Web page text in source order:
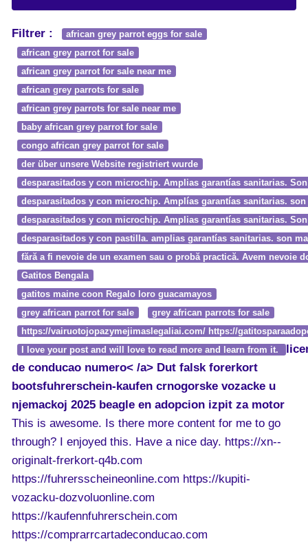
Filtrer :
african grey parrot eggs for sale
african grey parrot for sale
african grey parrot for sale near me
african grey parrots for sale
african grey parrots for sale near me
baby african grey parrot for sale
congo african grey parrot for sale
der über unsere Website registriert wurde
desparasitados y con microchip. Amplias garantías sanitarias.
desparasitados y con microchip. Amplías garantías sanitarias.
desparasitados y con microchip. Amplias garantías sanitarias.
desparasitados y con pastilla. amplias garantías sanitarias. son
fără a fi nevoie de un examen sau o probă practică. Avem nevoie
Gatitos Bengala
gatitos maine coon Regalo loro guacamayos
grey african parrot for sale
grey african parrots for sale
https://vairuotojopazymejimaslegaliai.com/ https://
I love your post and will love to read more and learn from it.
de conducao numero< /a> Dut falsk forerkort
bootsfuhrerschein-kaufen crnogorske vozacke u
njemackoj 2025 beagle en adopcion izpit za motor
This is awesome. Is there more content for me to go
through? I enjoyed this. Have a nice day. https://xn--
originalt-frerkort-q4b.com
https://fuhrersscheineonline.com https://kupiti-
vozacku-dozvoluonline.com
https://kaufennfuhrerschein.com
https://comprarrcartadeconducao.com